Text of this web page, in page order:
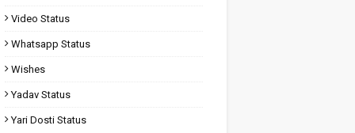
Video Status
Whatsapp Status
Wishes
Yadav Status
Yari Dosti Status